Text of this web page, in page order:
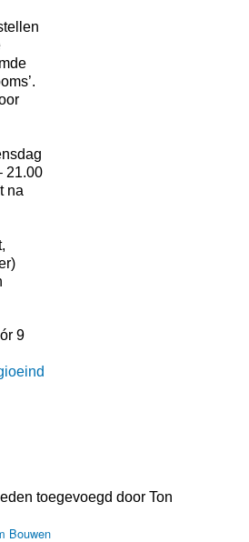
21.00
na
9
toegevoegd door Ton
Bouwen